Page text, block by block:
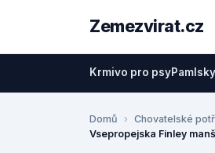
Zemezvirat.cz
Krmivo pro psy
Domů Chovatelské
Vsepropejska Finley